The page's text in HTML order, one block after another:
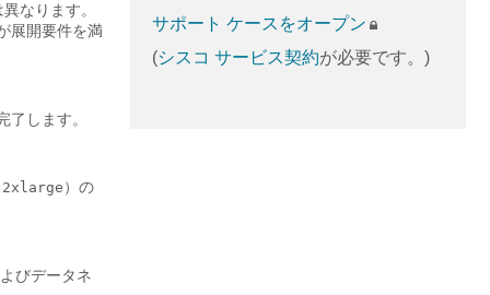
なります。
展開要件を満
します。
）の
びデータネ
サポート ケースをオープン
(シスコ サービス契約が必要です。)